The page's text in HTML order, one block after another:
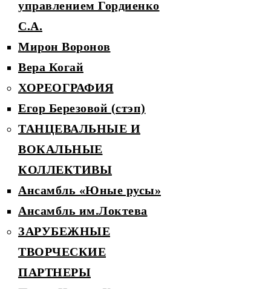
управлением Гордиенко
С.А.
Мирон Воронов
Вера Когай
ХОРЕОГРАФИЯ
Егор Березовой (стэп)
ТАНЦЕВАЛЬНЫЕ И
ВОКАЛЬНЫЕ
КОЛЛЕКТИВЫ
Ансамбль «Юные русы»
Ансамбль им.Локтева
ЗАРУБЕЖНЫЕ
ТВОРЧЕСКИЕ
ПАРТНЕРЫ